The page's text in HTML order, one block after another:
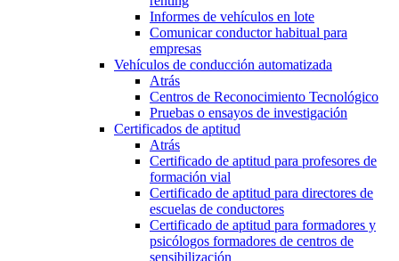
Informes de vehículos en lote
Comunicar conductor habitual para
empresas
Vehículos de conducción automatizada
Atrás
Centros de Reconocimiento Tecnológico
Pruebas o ensayos de investigación
Certificados de aptitud
Atrás
Certificado de aptitud para profesores de
formación vial
Certificado de aptitud para directores de
escuelas de conductores
Certificado de aptitud para formadores y
psicólogos formadores de centros de
sensibilización